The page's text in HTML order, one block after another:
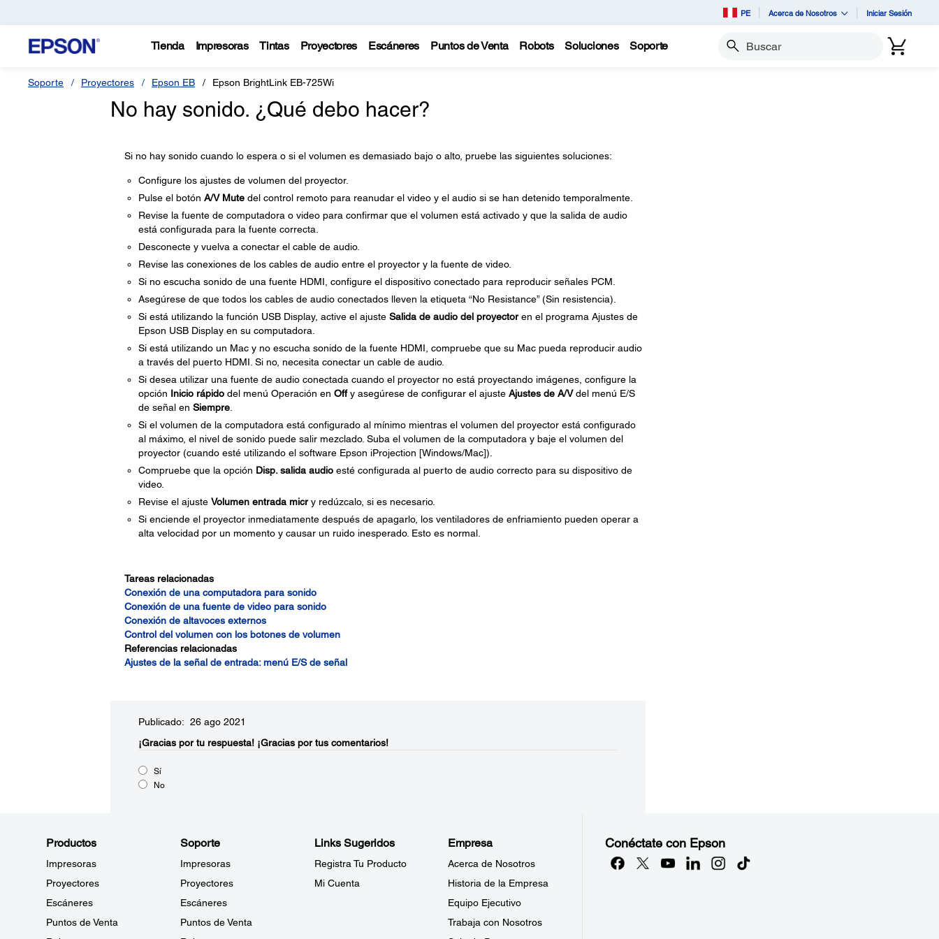
PE Acerca de Nosotros Iniciar Sesión
Tienda Impresoras Tintas Proyectores Escáneres Puntos de Venta Robots Soluciones Soporte Buscar
Soporte Proyectores Epson EB Epson BrightLink EB-725Wi
No hay sonido. ¿Qué debo hacer?
Si no hay sonido cuando lo espera o si el volumen es demasiado bajo o alto, pruebe las siguientes soluciones:
Configure los ajustes de volumen del proyector.
Pulse el botón A/V Mutedel control remoto para reanudar el video y el audio si se han detenido temporalmente.
Revise la fuente de computadora o video para confirmar que el volumen está activado y que la salida de audio
está configurada para la fuente correcta.
Desconecte y vuelva a conectar el cable de audio.
Revise las conexiones de los cables de audio entre el proyector y la fuente de video.
Si no escucha sonido de una fuente HDMI, configure el dispositivo conectado para reproducir señales PCM.
Asegúrese de que todos los cables de audio conectados lleven la etiqueta “No Resistance” (Sin resistencia).
Si está utilizando la función USB Display, active el ajuste Salida de audio del proyectoren el programa Ajustes de
Epson USB Display en su computadora.
Si está utilizando un Mac y no escucha sonido de la fuente HDMI, compruebe que su Mac pueda reproducir audio
a través del puerto HDMI. Si no, necesita conectar un cable de audio.
Si desea utilizar una fuente de audio conectada cuando el proyector no está proyectando imágenes, configure la
opción Inicio rápidodel menú Operación en Offy asegúrese de configurar el ajuste Ajustes de A/Vdel menú E/S
de señal en Siempre.
Si el volumen de la computadora está configurado al mínimo mientras el volumen del proyector está configurado
al máximo, el nivel de sonido puede salir mezclado. Suba el volumen de la computadora y baje el volumen del
proyector (cuando esté utilizando el software Epson iProjection [Windows/Mac]).
Compruebe que la opción Disp. salida audioesté configurada al puerto de audio correcto para su dispositivo de
video.
Revise el ajuste Volumen entrada micry redúzcalo, si es necesario.
Si enciende el proyector inmediatamente después de apagarlo, los ventiladores de enfriamiento pueden operar a
alta velocidad por un momento y causar un ruido inesperado. Esto es normal.
Tareas relacionadas
Conexión de una computadora para sonido
Conexión de una fuente de video para sonido
Conexión de altavoces externos
Control del volumen con los botones de volumen
Referencias relacionadas
Ajustes de la señal de entrada: menú E/S de señal
Publicado: 26 ago 2021
¡Gracias por tu respuesta! ¡Gracias por tus comentarios!
Sí
No
Productos
Impresoras
Proyectores
Escáneres
Puntos de Venta
Soporte
Impresoras
Proyectores
Escáneres
Puntos de Venta
Links Sugeridos
Registra Tu Producto
Mi Cuenta
Empresa
Acerca de Nosotros
Historia de la Empresa
Equipo Ejecutivo
Trabaja con Nosotros
Conéctate con Epson